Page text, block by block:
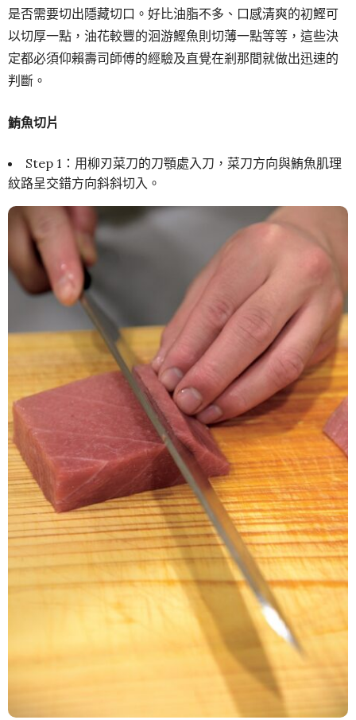
是否需要切出隱藏切口。好比油脂不多、口感清爽的初鰹可
以切厚一點，油花較豐的洄游鰹魚則切薄一點等等，這些決
定都必須仰賴壽司師傅的經驗及直覺在剎那間就做出迅速的
判斷。
鮪魚切片
Step 1：用柳刃菜刀的刀顎處入刀，菜刀方向與鮪魚肌理
紋路呈交錯方向斜斜切入。